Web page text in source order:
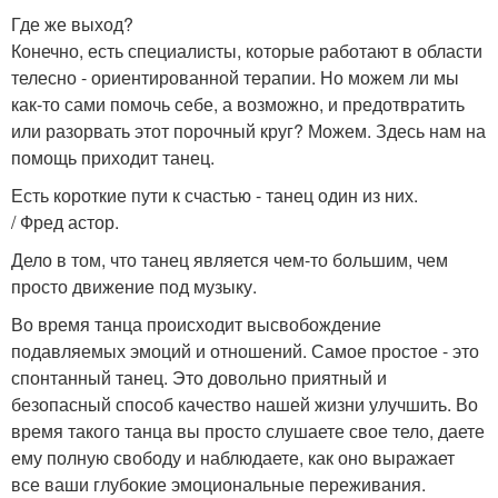
Где же выход?
Конечно, есть специалисты, которые работают в области
телесно - ориентированной терапии. Но можем ли мы
как-то сами помочь себе, а возможно, и предотвратить
или разорвать этот порочный круг? Можем. Здесь нам на
помощь приходит танец.
Есть короткие пути к счастью - танец один из них.
/ Фред астор.
Дело в том, что танец является чем-то большим, чем
просто движение под музыку.
Во время танца происходит высвобождение
подавляемых эмоций и отношений. Самое простое - это
спонтанный танец. Это довольно приятный и
безопасный способ качество нашей жизни улучшить. Во
время такого танца вы просто слушаете свое тело, даете
ему полную свободу и наблюдаете, как оно выражает
все ваши глубокие эмоциональные переживания.